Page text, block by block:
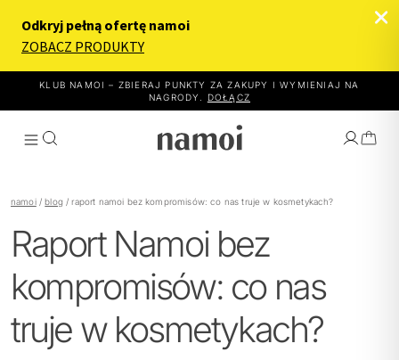
KLUB NAMOI – ZBIERAJ PUNKTY ZA ZAKUPY I WYMIENIAJ NA
NAGRODY.
DOŁĄCZ
WYBIERZ EFEKT
JAK TO DZIAŁA
PRODUKTY
O NAMOI
namoi/blog /raport namoi bez kompromisów: co nas truje w kosmetykach?
Raport Namoi bez
kompromisów: co nas
truje w kosmetykach?